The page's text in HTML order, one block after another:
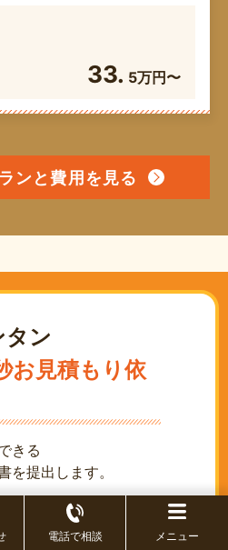
33. 5万円〜
ンと費用を見る
タン
お見積もり依
きる
を提出します。
雨漏り診断
電話で相談 メニュー